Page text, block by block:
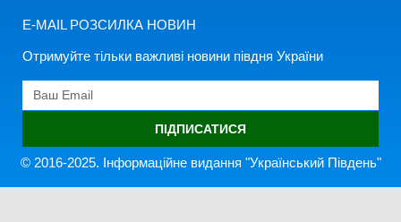
E-MAIL РОЗСИЛКА НОВИН
Отримуйте тільки важливі новини півдня України
ПІДПИСАТИСЯ
© 2016-2025. Інформаційне видання "Український Південь"